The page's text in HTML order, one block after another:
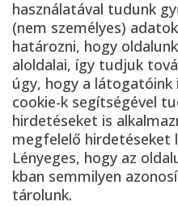
használatával tudunk
(nem személyes)
határozni, hogy
aloldalai, így tudjuk
úgy, hogy a látogatóink
cookie-k segítségével
hirdetéseket is
megfelelő hirdetéseket
Lényeges, hogy az
kban semmilyen
tárolunk.